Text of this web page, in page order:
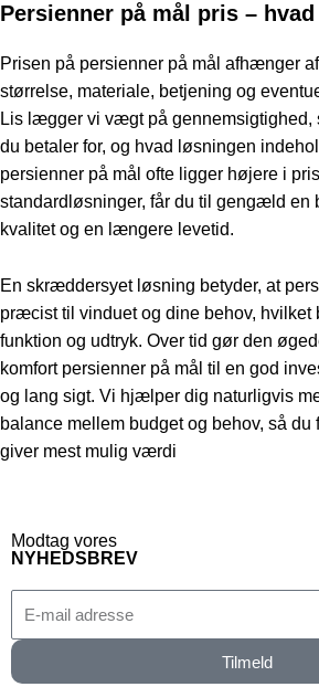
Persienner på mål pris –
Prisen på persienner på mål afhænger
størrelse, materiale, betjening og
Lis lægger vi vægt på gennemsigtighed,
du betaler for, og hvad løsningen
persienner på mål ofte ligger højere i
standardløsninger, får du til gengæld en
kvalitet og en længere levetid.
En skræddersyet løsning betyder, at
præcist til vinduet og dine behov, hvilket
funktion og udtryk. Over tid gør den
komfort persienner på mål til en god
og lang sigt. Vi hjælper dig naturligvis
balance mellem budget og behov, så du
giver mest mulig værdi
Modtag vores
NYHEDSBREV
Tilmeld